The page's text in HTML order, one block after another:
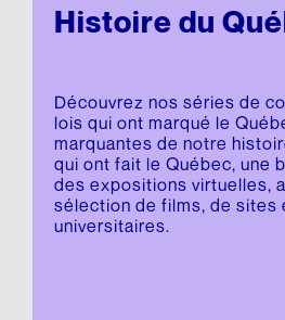
Histoire du
Découvrez nos séries de
lois qui ont marqué le
marquantes de notre
qui ont fait le Québec, une
des expositions virtuelles,
sélection de films, de sites
universitaires.